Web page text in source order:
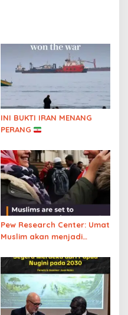
INI BUKTI IRAN MENANG
PERANG
Pew Research Center: Umat
Muslim akan menjadi
terbesar kedua di AS 2040
kalahkan Yahudi